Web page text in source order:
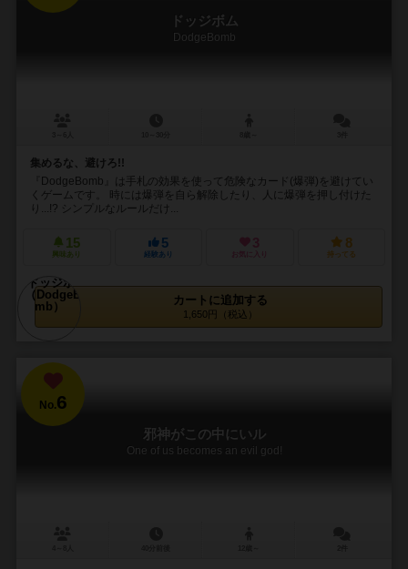
ドッジボム
DodgeBomb
集めるな、避けろ!!
『DodgeBomb』は手札の効果を使って危険なカード(爆弾)を避けてい
くゲームです。 時には爆弾を自ら解除したり、人に爆弾を押し付けた
り...!? シンプルなルールだけ...
15
興味あり
5
経験あり
3
お気に入り
8
持ってる
カートに追加する
1,650円（税込）
No.6
邪神がこの中にいル
One of us becomes an evil god!